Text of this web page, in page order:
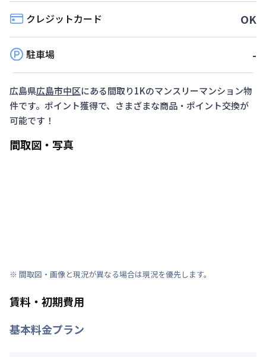
クレジットカード OK
駐車場 -
広島県広島市中区にある間取り1Kのマンスリーマンション物
件です。ポイント獲得で、さまざまな商品・ポイント交換が
可能です！
間取図・写真
※ 間取図・画像と現況が異なる場合は現況を優先します。
賃料・初期費用
基本料金プラン